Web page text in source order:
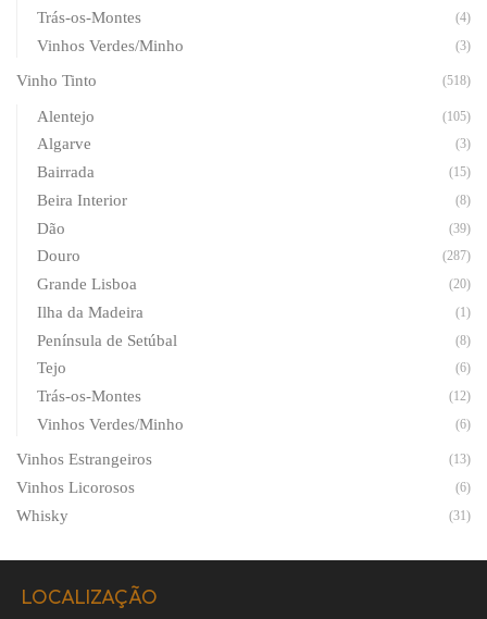
Trás-os-Montes (4)
Vinhos Verdes/Minho (3)
Vinho Tinto (518)
Alentejo (105)
Algarve (3)
Bairrada (15)
Beira Interior (8)
Dão (39)
Douro (287)
Grande Lisboa (20)
Ilha da Madeira (1)
Península de Setúbal (8)
Tejo (6)
Trás-os-Montes (12)
Vinhos Verdes/Minho (6)
Vinhos Estrangeiros (13)
Vinhos Licorosos (6)
Whisky (31)
LOCALIZAÇÃO